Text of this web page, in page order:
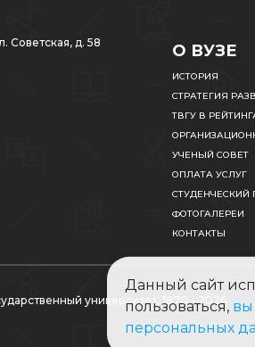
Советская, д. 58 О ВУЗЕ
ИСТОРИЯ
СТРАТЕГИЯ
ТВГУ В
УЧЕНЫЙ СОВЕТ
ОПЛАТА УСЛУГ
СТУДЕНЧЕСКИЙ
ФОТОГАЛЕРЕИ
КОНТАКТЫ
университет, 1870 - 2026
Данный сайт
пользоваться, вы
персональных